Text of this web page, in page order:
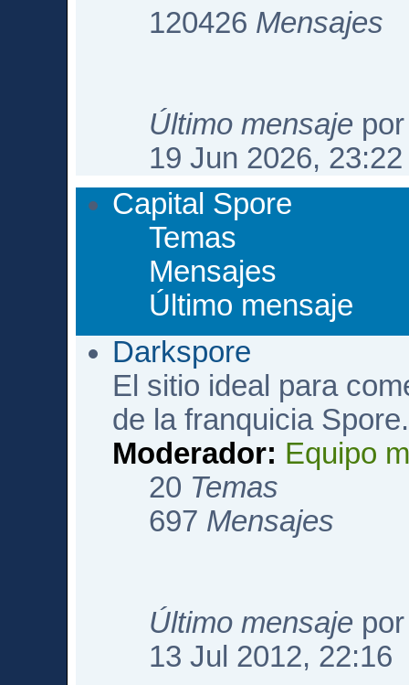
120426 Mensajes
Último mensaje
19 Jun 2026, 23:22
Capital Spore
Temas
Mensajes
Último mensaje
Darkspore
El sitio ideal para
de la franquicia Spore.
Moderador: Equipo
20 Temas
697 Mensajes
Último mensaje
13 Jul 2012, 22:16